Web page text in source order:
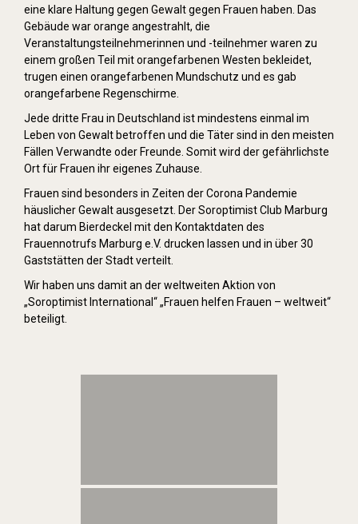
eine klare Haltung gegen Gewalt gegen Frauen haben. Das
Gebäude war orange angestrahlt, die
Veranstaltungsteilnehmerinnen und -teilnehmer waren zu
einem großen Teil mit orangefarbenen Westen bekleidet,
trugen einen orangefarbenen Mundschutz und es gab
orangefarbene Regenschirme.
Jede dritte Frau in Deutschland ist mindestens einmal im
Leben von Gewalt betroffen und die Täter sind in den meisten
Fällen Verwandte oder Freunde. Somit wird der gefährlichste
Ort für Frauen ihr eigenes Zuhause.
Frauen sind besonders in Zeiten der Corona Pandemie
häuslicher Gewalt ausgesetzt. Der Soroptimist Club Marburg
hat darum Bierdeckel mit den Kontaktdaten des
Frauennotrufs Marburg e.V. drucken lassen und in über 30
Gaststätten der Stadt verteilt.
Wir haben uns damit an der weltweiten Aktion von
„Soroptimist International“ „Frauen helfen Frauen – weltweit“
beteiligt.